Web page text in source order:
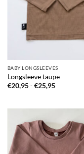
BABY LONGSLEEVES
Longsleeve taupe
€20,95 - €25,95